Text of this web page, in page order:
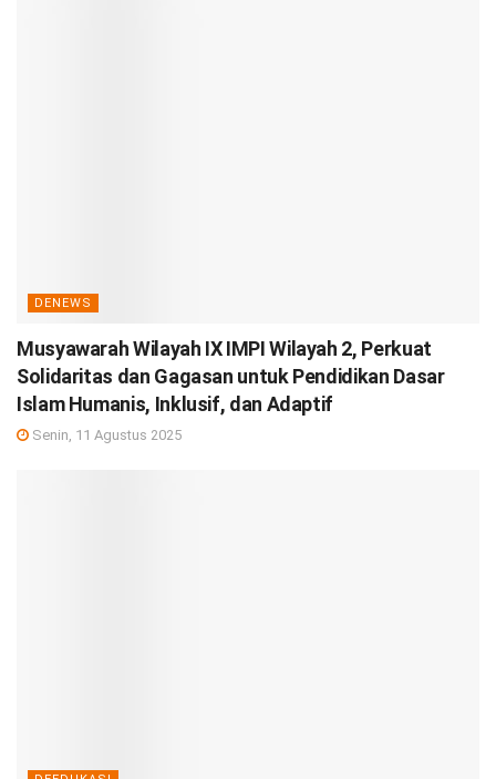
DENEWS
Musyawarah Wilayah IX IMPI Wilayah 2, Perkuat
Solidaritas dan Gagasan untuk Pendidikan Dasar
Islam Humanis, Inklusif, dan Adaptif
Senin, 11 Agustus 2025